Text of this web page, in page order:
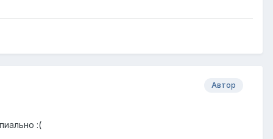
Автор
:(